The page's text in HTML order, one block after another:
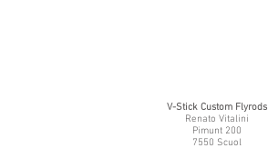
V-Stick Custom Flyrods
Renato Vitalini
Pimunt 200
7550 Scuol